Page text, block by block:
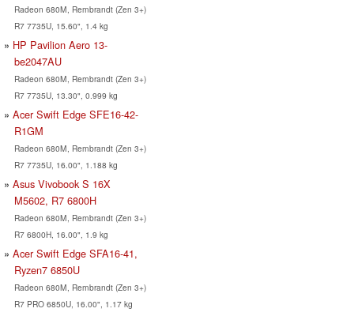
Radeon 680M, Rembrandt (Zen 3+)
R7 7735U, 15.60", 1.4 kg
HP Pavilion Aero 13-
be2047AU
Radeon 680M, Rembrandt (Zen 3+)
R7 7735U, 13.30", 0.999 kg
Acer Swift Edge SFE16-42-
R1GM
Radeon 680M, Rembrandt (Zen 3+)
R7 7735U, 16.00", 1.188 kg
Asus Vivobook S 16X
M5602, R7 6800H
Radeon 680M, Rembrandt (Zen 3+)
R7 6800H, 16.00", 1.9 kg
Acer Swift Edge SFA16-41,
Ryzen7 6850U
Radeon 680M, Rembrandt (Zen 3+)
R7 PRO 6850U, 16.00", 1.17 kg